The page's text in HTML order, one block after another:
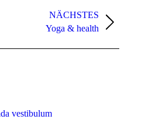
NÄCHSTES
Yoga & health
vestibulum